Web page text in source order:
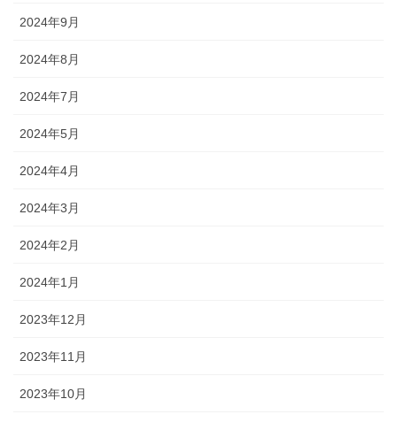
2024年9月
2024年8月
2024年7月
2024年5月
2024年4月
2024年3月
2024年2月
2024年1月
2023年12月
2023年11月
2023年10月